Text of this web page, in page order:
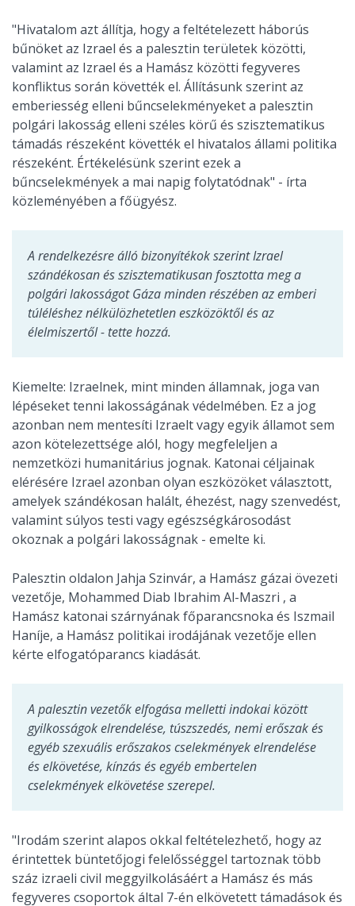
"Hivatalom azt állítja, hogy a feltételezett háborús
bűnöket az Izrael és a palesztin területek közötti,
valamint az Izrael és a Hamász közötti fegyveres
konfliktus során követték el. Állításunk szerint az
emberiesség elleni bűncselekményeket a palesztin
polgári lakosság elleni széles körű és szisztematikus
támadás részeként követték el hivatalos állami politika
részeként. Értékelésünk szerint ezek a
bűncselekmények a mai napig folytatódnak" - írta
közleményében a főügyész.
A rendelkezésre álló bizonyítékok szerint Izrael
szándékosan és szisztematikusan fosztotta meg a
polgári lakosságot Gáza minden részében az emberi
túléléshez nélkülözhetetlen eszközöktől és az
élelmiszertől - tette hozzá.
Kiemelte: Izraelnek, mint minden államnak, joga van
lépéseket tenni lakosságának védelmében. Ez a jog
azonban nem mentesíti Izraelt vagy egyik államot sem
azon kötelezettsége alól, hogy megfeleljen a
nemzetközi humanitárius jognak. Katonai céljainak
elérésére Izrael azonban olyan eszközöket választott,
amelyek szándékosan halált, éhezést, nagy szenvedést,
valamint súlyos testi vagy egészségkárosodást
okoznak a polgári lakosságnak - emelte ki.
Palesztin oldalon Jahja Szinvár, a Hamász gázai övezeti
vezetője, Mohammed Diab Ibrahim Al-Maszri , a
Hamász katonai szárnyának főparancsnoka és Iszmail
Haníje, a Hamász politikai irodájának vezetője ellen
kérte elfogatóparancs kiadását.
A palesztin vezetők elfogása melletti indokai között
gyilkosságok elrendelése, túszszedés, nemi erőszak és
egyéb szexuális erőszakos cselekmények elrendelése
és elkövetése, kínzás és egyéb embertelen
cselekmények elkövetése szerepel.
"Irodám szerint alapos okkal feltételezhető, hogy az
érintettek büntetőjogi felelősséggel tartoznak több
száz izraeli civil meggyilkolásáért a Hamász és más
fegyveres csoportok által 7-én elkövetett támadások és